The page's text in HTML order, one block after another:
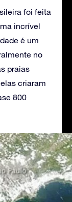
foi feita
incrível
é um
no
praias
criaram
800